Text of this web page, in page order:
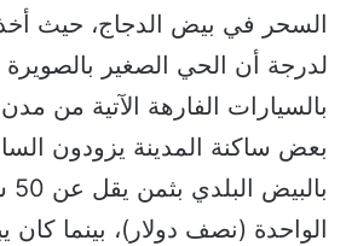
السحر في بيض الدجاج، حيث
لدرجة أن الحي الصغير
بالسيارات الفارهة الآتية من
بعض ساكنة المدينة يزودون
الواحدة (نصف دولار)، بينما كان